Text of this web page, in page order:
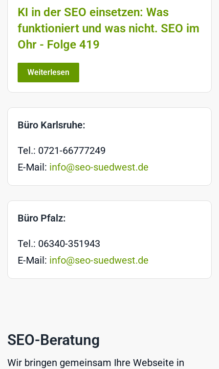
KI in der SEO einsetzen: Was
funktioniert und was nicht. SEO im
Ohr - Folge 419
Weiterlesen
Büro Karlsruhe:
Tel.: 0721-66777249
E-Mail: info@seo-suedwest.de
Büro Pfalz:
Tel.: 06340-351943
E-Mail: info@seo-suedwest.de
SEO-Beratung
Wir bringen gemeinsam Ihre Webseite in